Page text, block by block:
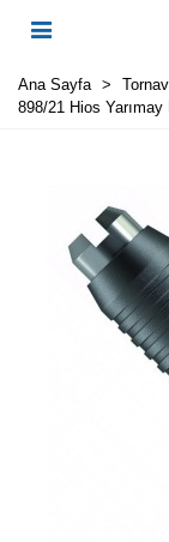
Ana Sayfa >
898/21 Hios